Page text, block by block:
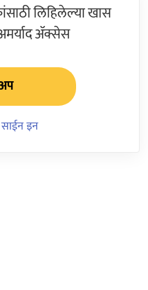
लिहिलेल्या खास
ॲक्सेस
साईन इन